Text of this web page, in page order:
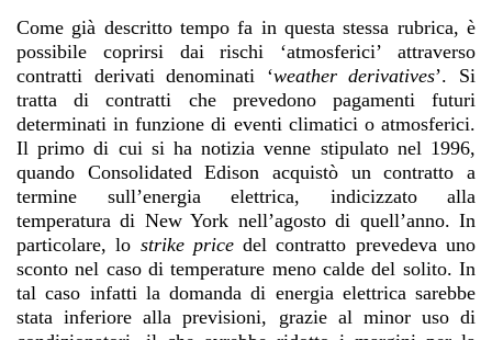
Come già descritto tempo fa in questa stessa rubrica, è
possibile coprirsi dai rischi ‘atmosferici’ attraverso
contratti derivati denominati ‘weather derivatives’. Si
tratta di contratti che prevedono pagamenti futuri
determinati in funzione di eventi climatici o atmosferici.
Il primo di cui si ha notizia venne stipulato nel 1996,
quando Consolidated Edison acquistò un contratto a
termine sull’energia elettrica, indicizzato alla
temperatura di New York nell’agosto di quell’anno. In
particolare, lo strike pricedel contratto prevedeva uno
sconto nel caso di temperature meno calde del solito. In
tal caso infatti la domanda di energia elettrica sarebbe
stata inferiore alla previsioni, grazie al minor uso di